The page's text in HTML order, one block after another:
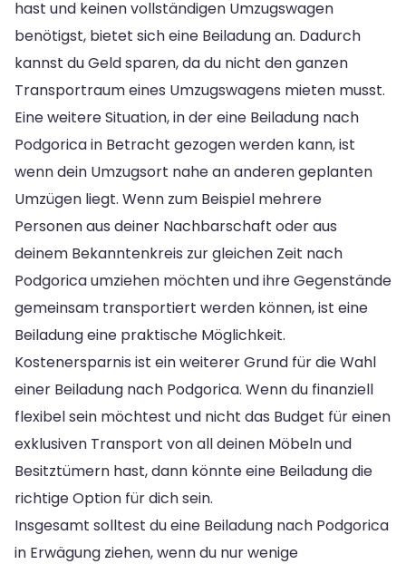
hast und keinen vollständigen Umzugswagen
benötigst, bietet sich eine Beiladung an. Dadurch
kannst du Geld sparen, da du nicht den ganzen
Transportraum eines Umzugswagens mieten musst.
Eine weitere Situation, in der eine Beiladung nach
Podgorica in Betracht gezogen werden kann, ist
wenn dein Umzugsort nahe an anderen geplanten
Umzügen liegt. Wenn zum Beispiel mehrere
Personen aus deiner Nachbarschaft oder aus
deinem Bekanntenkreis zur gleichen Zeit nach
Podgorica umziehen möchten und ihre Gegenstände
gemeinsam transportiert werden können, ist eine
Beiladung eine praktische Möglichkeit.
Kostenersparnis ist ein weiterer Grund für die Wahl
einer Beiladung nach Podgorica. Wenn du finanziell
flexibel sein möchtest und nicht das Budget für einen
exklusiven Transport von all deinen Möbeln und
Besitztümern hast, dann könnte eine Beiladung die
richtige Option für dich sein.
Insgesamt solltest du eine Beiladung nach Podgorica
in Erwägung ziehen, wenn du nur wenige